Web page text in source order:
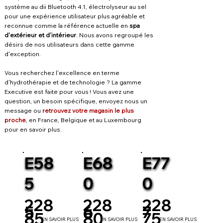
système au dii Bluetooth 4.1, électrolyseur au sel
pour une expérience utilisateur plus agréable et
reconnue comme la référence actuelle en spa
d'extérieur et d'intérieur. Nous avons regroupé les
désirs de nos utilisateurs dans cette gamme
d'exception.
Vous recherchez l'excellence en terme
d'hydrothérapie et de technologie ? La gamme
Executive est faite pour vous ! Vous avez une
question, un besoin spécifique, envoyez nous un
message ou retrouvez votre magasin le plus
proche, en France, Belgique et au Luxembourg
pour en savoir plus.
E58
5
228
5
85EN SAVOIR PLUS
E68
0
228
6
80EN SAVOIR PLUS
E77
0
228
7
75EN SAVOIR PLUS